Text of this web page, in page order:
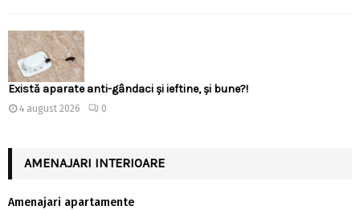
Există aparate anti-gândaci și ieftine, și bune?!
4 august 2026 0
AMENAJARI INTERIOARE
Amenajari apartamente